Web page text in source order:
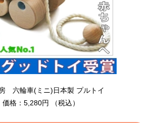
六輪車(ミニ)日本製 プルトイ
価格：5,280円 （税込）